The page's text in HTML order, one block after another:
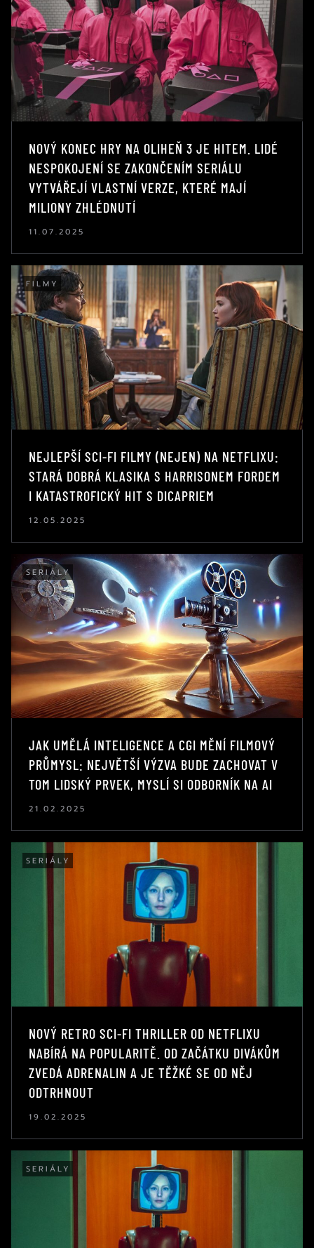
NOVÝ KONEC HRY NA OLIHEŇ 3 JE HITEM. LIDÉ
NESPOKOJENÍ SE ZAKONČENÍM SERIÁLU
VYTVÁŘEJÍ VLASTNÍ VERZE, KTERÉ MAJÍ
MILIONY ZHLÉDNUTÍ
11.07.2025
FILMY
NEJLEPŠÍ SCI-FI FILMY (NEJEN) NA NETFLIXU:
STARÁ DOBRÁ KLASIKA S HARRISONEM FORDEM
I KATASTROFICKÝ HIT S DICAPRIEM
12.05.2025
SERIÁLY
JAK UMĚLÁ INTELIGENCE A CGI MĚNÍ FILMOVÝ
PRŮMYSL: NEJVĚTŠÍ VÝZVA BUDE ZACHOVAT V
TOM LIDSKÝ PRVEK, MYSLÍ SI ODBORNÍK NA AI
21.02.2025
SERIÁLY
NOVÝ RETRO SCI-FI THRILLER OD NETFLIXU
NABÍRÁ NA POPULARITĚ. OD ZAČÁTKU DIVÁKŮM
ZVEDÁ ADRENALIN A JE TĚŽKÉ SE OD NĚJ
ODTRHNOUT
19.02.2025
SERIÁLY